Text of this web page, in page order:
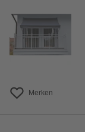
Merken